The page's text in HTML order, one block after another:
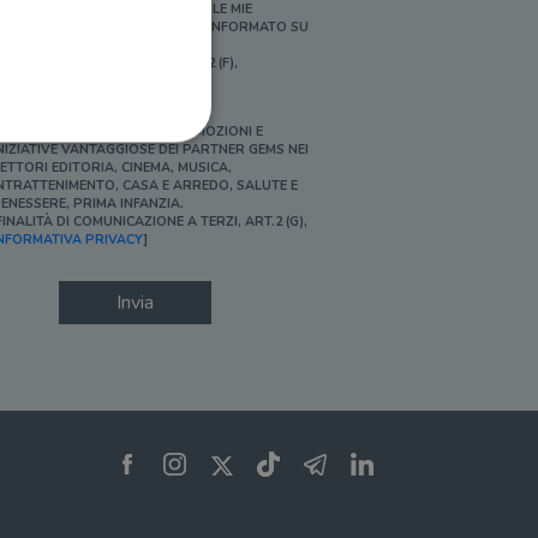
PERSONALIZZATE E IN LINEA CON LE MIE
ABITUDINI DI ACQUISTO, ESSERE INFORMATO SU
[FINALITÀ DI PROFILAZIONE, ART.2 (F),
SÌ, DESIDERO ACCEDERE A PROMOZIONI E
VANTAGGIOSE DEI PARTNER GEMS NEI
EDITORIA, CINEMA, MUSICA,
CASA E ARREDO, SALUTE E
PRIMA INFANZIA.
DI COMUNICAZIONE A TERZI, ART.2 (G),
PRIVACY]
Invia
dell'account. Il sito
per il dominio corrente.